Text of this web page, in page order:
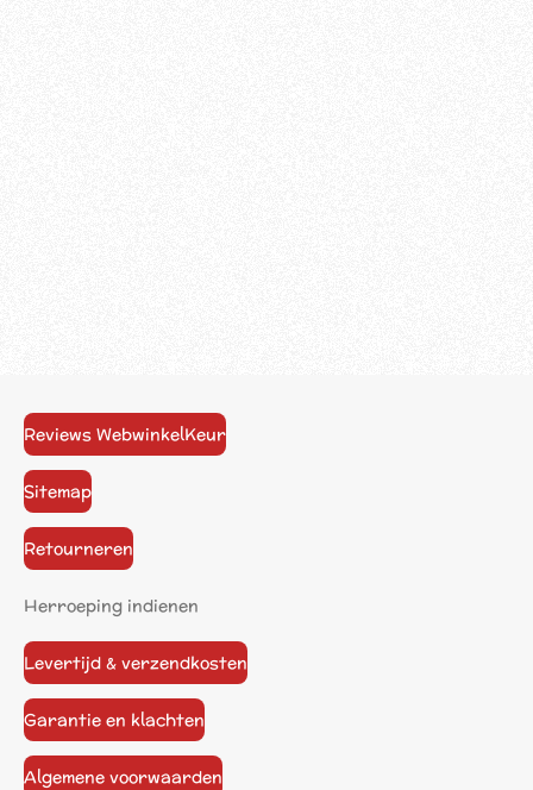
Reviews WebwinkelKeur
Sitemap
Retourneren
Herroeping indienen
Levertijd & verzendkosten
Garantie en klachten
Algemene voorwaarden